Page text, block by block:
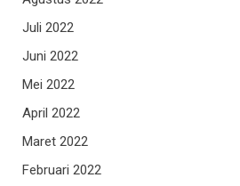
Juli 2022
Juni 2022
Mei 2022
April 2022
Maret 2022
Februari 2022